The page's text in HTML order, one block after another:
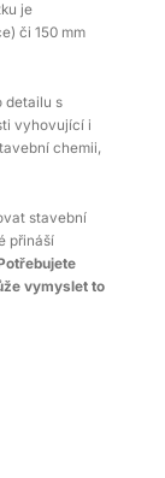
je
či 150 mm
detailu s
vyhovující i
chemii,
stavební
přináší
vymyslet to